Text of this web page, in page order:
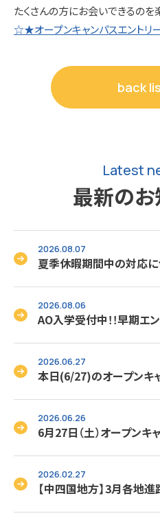
たくさんの方にお会いできるのを
☆★オープンキャンパスエント
back
Latest
最新のお
2026.08.07
夏季休暇期間中の対応
2026.08.06
AO入学受付中！！早期エ
をゲット！！次回は8/18（火
2026.06.27
本日(6/27)のオープンキ
2026.06.26
6月27日（土）オープン
2026.02.27
【中四国地方】3月各地